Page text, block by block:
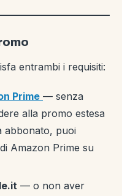
entrambi i requisiti:
Prime — senza
alla promo estesa
abbonato, puoi
Amazon Prime su
— o non aver